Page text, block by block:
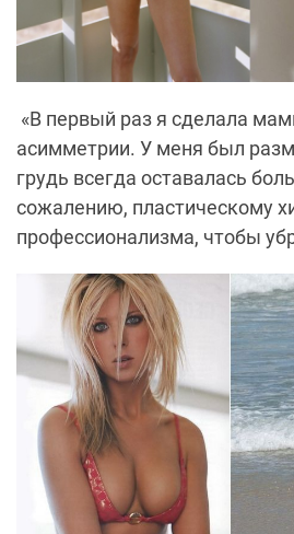
«В первый раз я сделала
асимметрии. У меня был
грудь всегда оставалась
сожалению, пластическому
профессионализма, чтобы